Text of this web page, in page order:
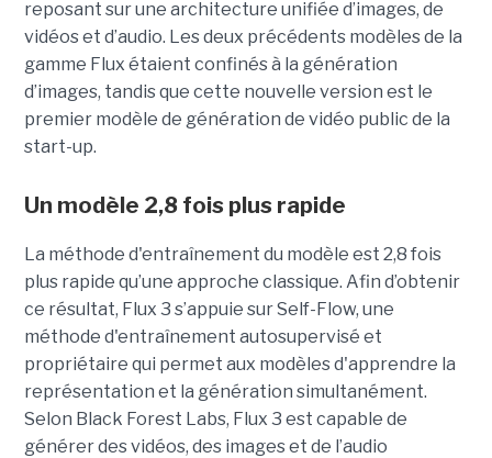
reposant sur une architecture unifiée d’images, de
vidéos et d’audio. Les deux précédents modèles de la
gamme Flux étaient confinés à la génération
d’images, tandis que cette nouvelle version est le
premier modèle de génération de vidéo public de la
start-up.
Un modèle 2,8 fois plus rapide
La méthode d'entraînement du modèle est 2,8 fois
plus rapide qu’une approche classique. Afin d’obtenir
ce résultat, Flux 3 s’appuie sur Self-Flow, une
méthode d'entraînement autosupervisé et
propriétaire qui permet aux modèles d'apprendre la
représentation et la génération simultanément.
Selon Black Forest Labs, Flux 3 est capable de
générer des vidéos, des images et de l’audio